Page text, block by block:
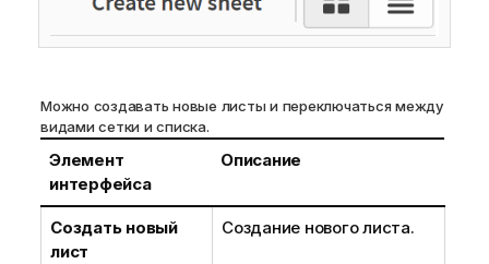
Можно создавать новые листы и переключаться между
видами сетки и списка.
Элемент
интерфейса
Описание
Создать новый
лист
Создание нового листа.